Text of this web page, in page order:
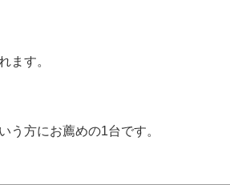
ます。
方にお薦めの1台です。